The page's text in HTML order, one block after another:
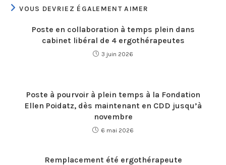
VOUS DEVRIEZ ÉGALEMENT AIMER
Poste en collaboration à temps plein dans
cabinet libéral de 4 ergothérapeutes
3 juin 2026
Poste à pourvoir à plein temps à la Fondation
Ellen Poidatz, dès maintenant en CDD jusqu’à
novembre
6 mai 2026
Remplacement été ergothérapeute